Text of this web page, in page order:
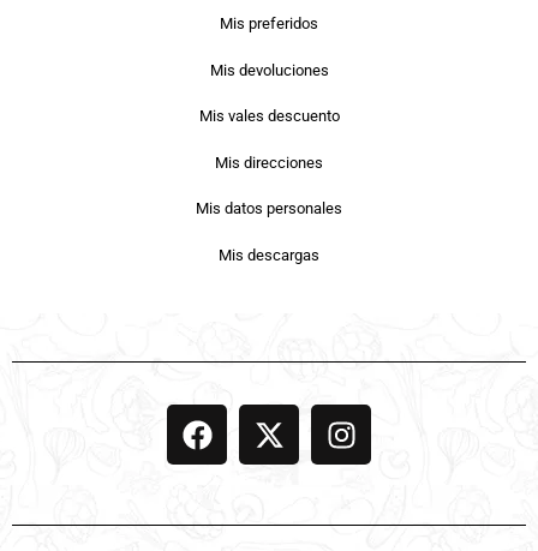
Mis preferidos
Mis devoluciones
Mis vales descuento
Mis direcciones
Mis datos personales
Mis descargas